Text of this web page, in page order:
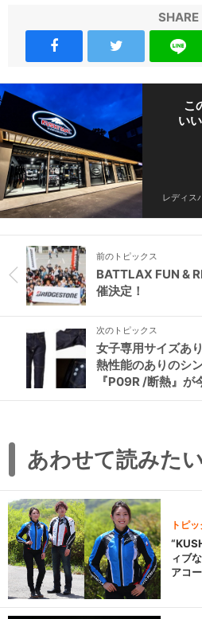
SHARE
こ
い
レディス
前のトピックス
BATTLAX FUN &
催決定！
次のトピックス
女子専用サイズあ
熱性能のありのシ
『P09R /断熱』が
あわせて読みた
トピ
ィブ
アコ